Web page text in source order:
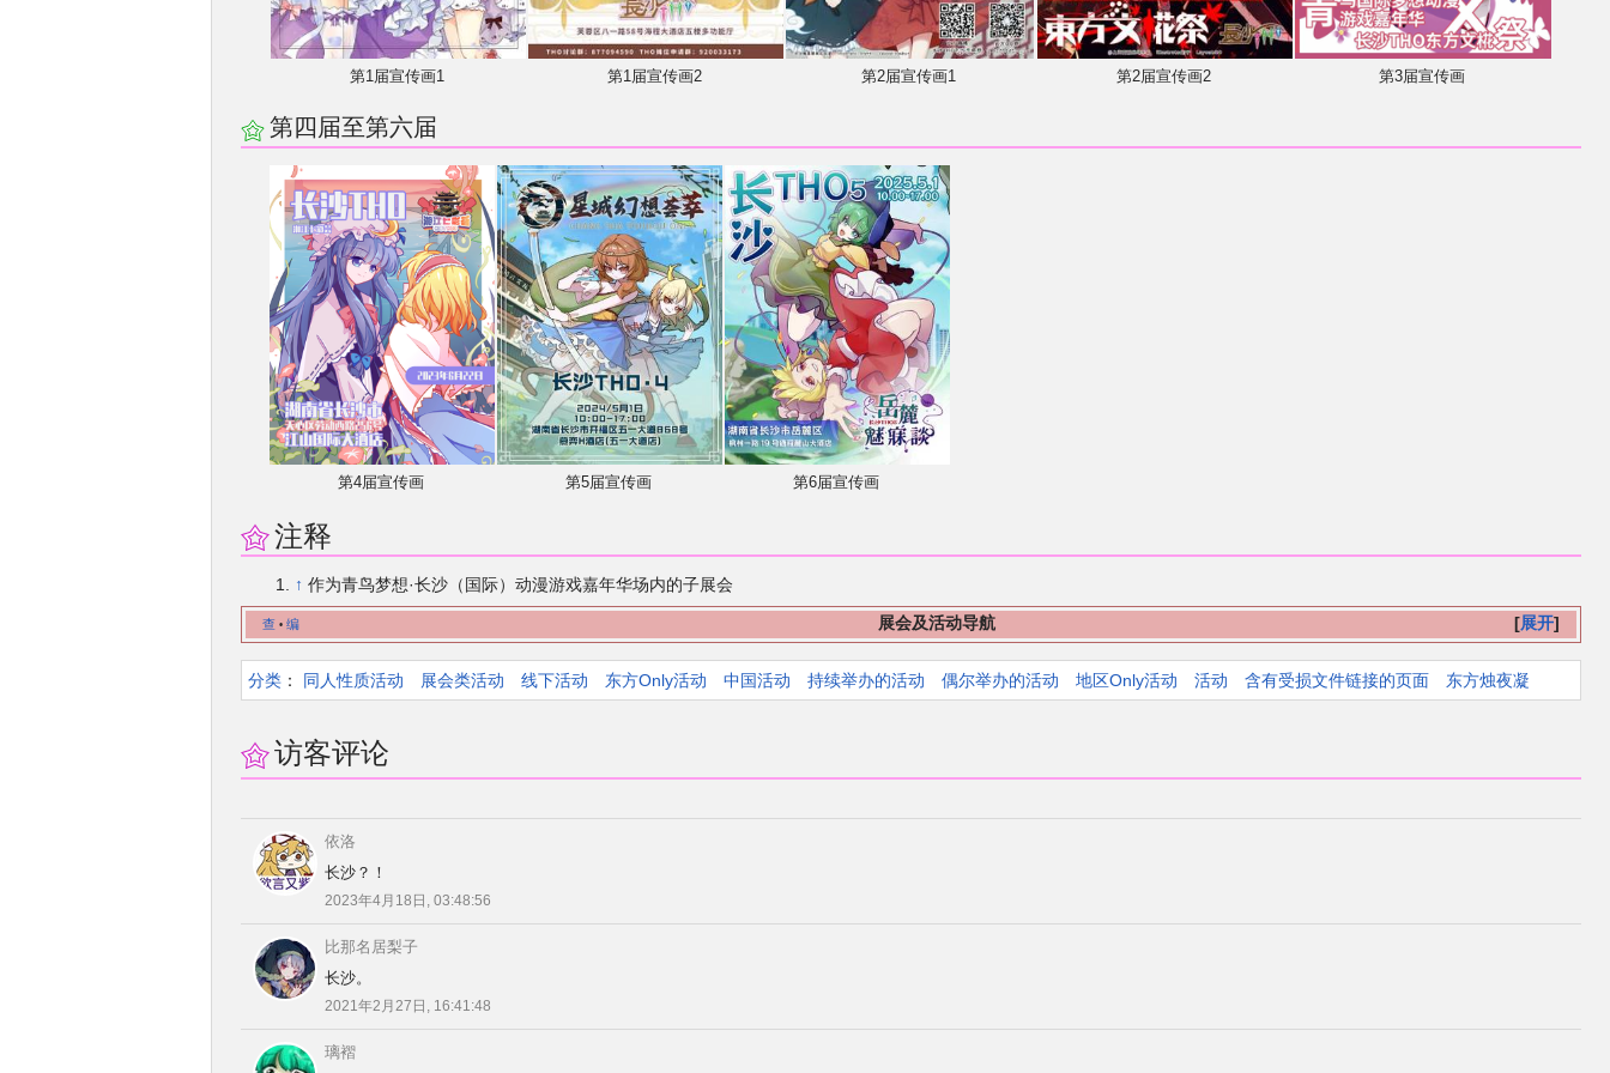
第1届宣传画1 第1届宣传画2 第2届宣传画1 第2届宣传画2 第3届宣传画
第四届至第六届
第4届宣传画 第5届宣传画 第6届宣传画
注释
↑ 作为青鸟梦想·长沙（国际）动漫游戏嘉年华场内的子展会
展开
查 • 编 展会及活动导航
分类 ：​ 同人性质活动 展会类活动 线下活动 东方Only活动 中国活动 持续举办的活动 偶尔举办的活动 地区Only活动 活动 含有受损文件链接的页面 东方烛夜凝
访客评论
依洛
长沙？！
2023年4月18日, 03:48:56
比那名居梨子
长沙。
2021年2月27日, 16:41:48
璃褶